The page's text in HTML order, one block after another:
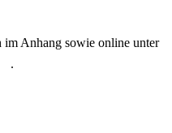
im Anhang sowie online unter
.